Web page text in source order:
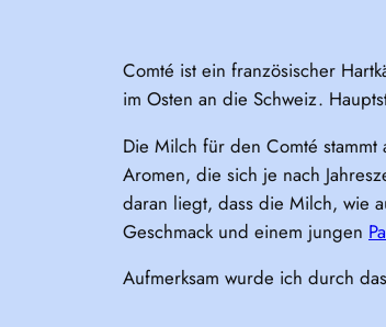
Comté ist ein französischer
im Osten an die Schweiz.
Die Milch für den Comté
Aromen, die sich je nach
daran liegt, dass die Milch, wie
Geschmack und einem jungen
Aufmerksam wurde ich durch